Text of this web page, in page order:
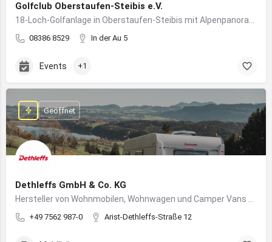
Golfclub Oberstaufen-Steibis e.V.
08386 8529 In der Au 5
Events +1
Dethleffs GmbH & Co. KG
+49 7562 987-0 Arist-Dethleffs-Straße 12
Geöffnet